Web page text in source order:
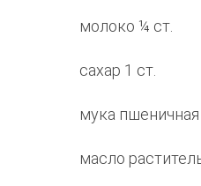
молоко ¼ ст.
сахар 1 ст.
мука пшеничная
масло